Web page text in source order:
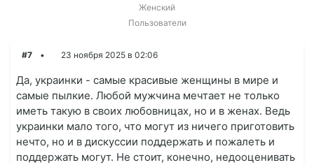
#7 23 ноября 2025 в 02:06
Да, украинки - самые красивые женщины в мире и
самые пылкие. Любой мужчина мечтает не только
иметь такую в своих любовницах, но и в женах. Ведь
украинки мало того, что могут из ничего приготовить
нечто, но и в дискуссии поддержать и пожалеть и
поддержать могут. Не стоит, конечно, недооценивать
Женский
Пользователи